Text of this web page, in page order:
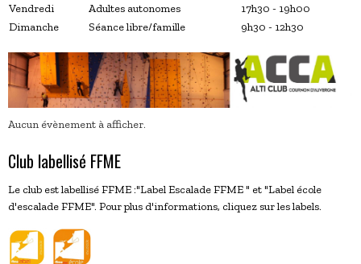
Vendredi
Adultes autonomes
17h30 - 19h00
Dimanche
Séance libre/famille 9h30 - 12h30
Aucun évènement à afficher.
Club labellisé FFME
Le club est labellisé FFME :"Label Escalade FFME " et "Label école
d'escalade FFME". Pour plus d'informations, cliquez sur les labels.